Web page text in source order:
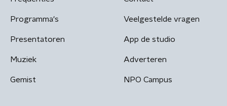
Programma's
Presentatoren
Muziek
Gemist
Veelgestelde vragen
App de studio
Adverteren
NPO Campus